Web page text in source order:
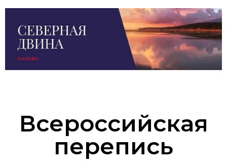
Всероссийская
перепись